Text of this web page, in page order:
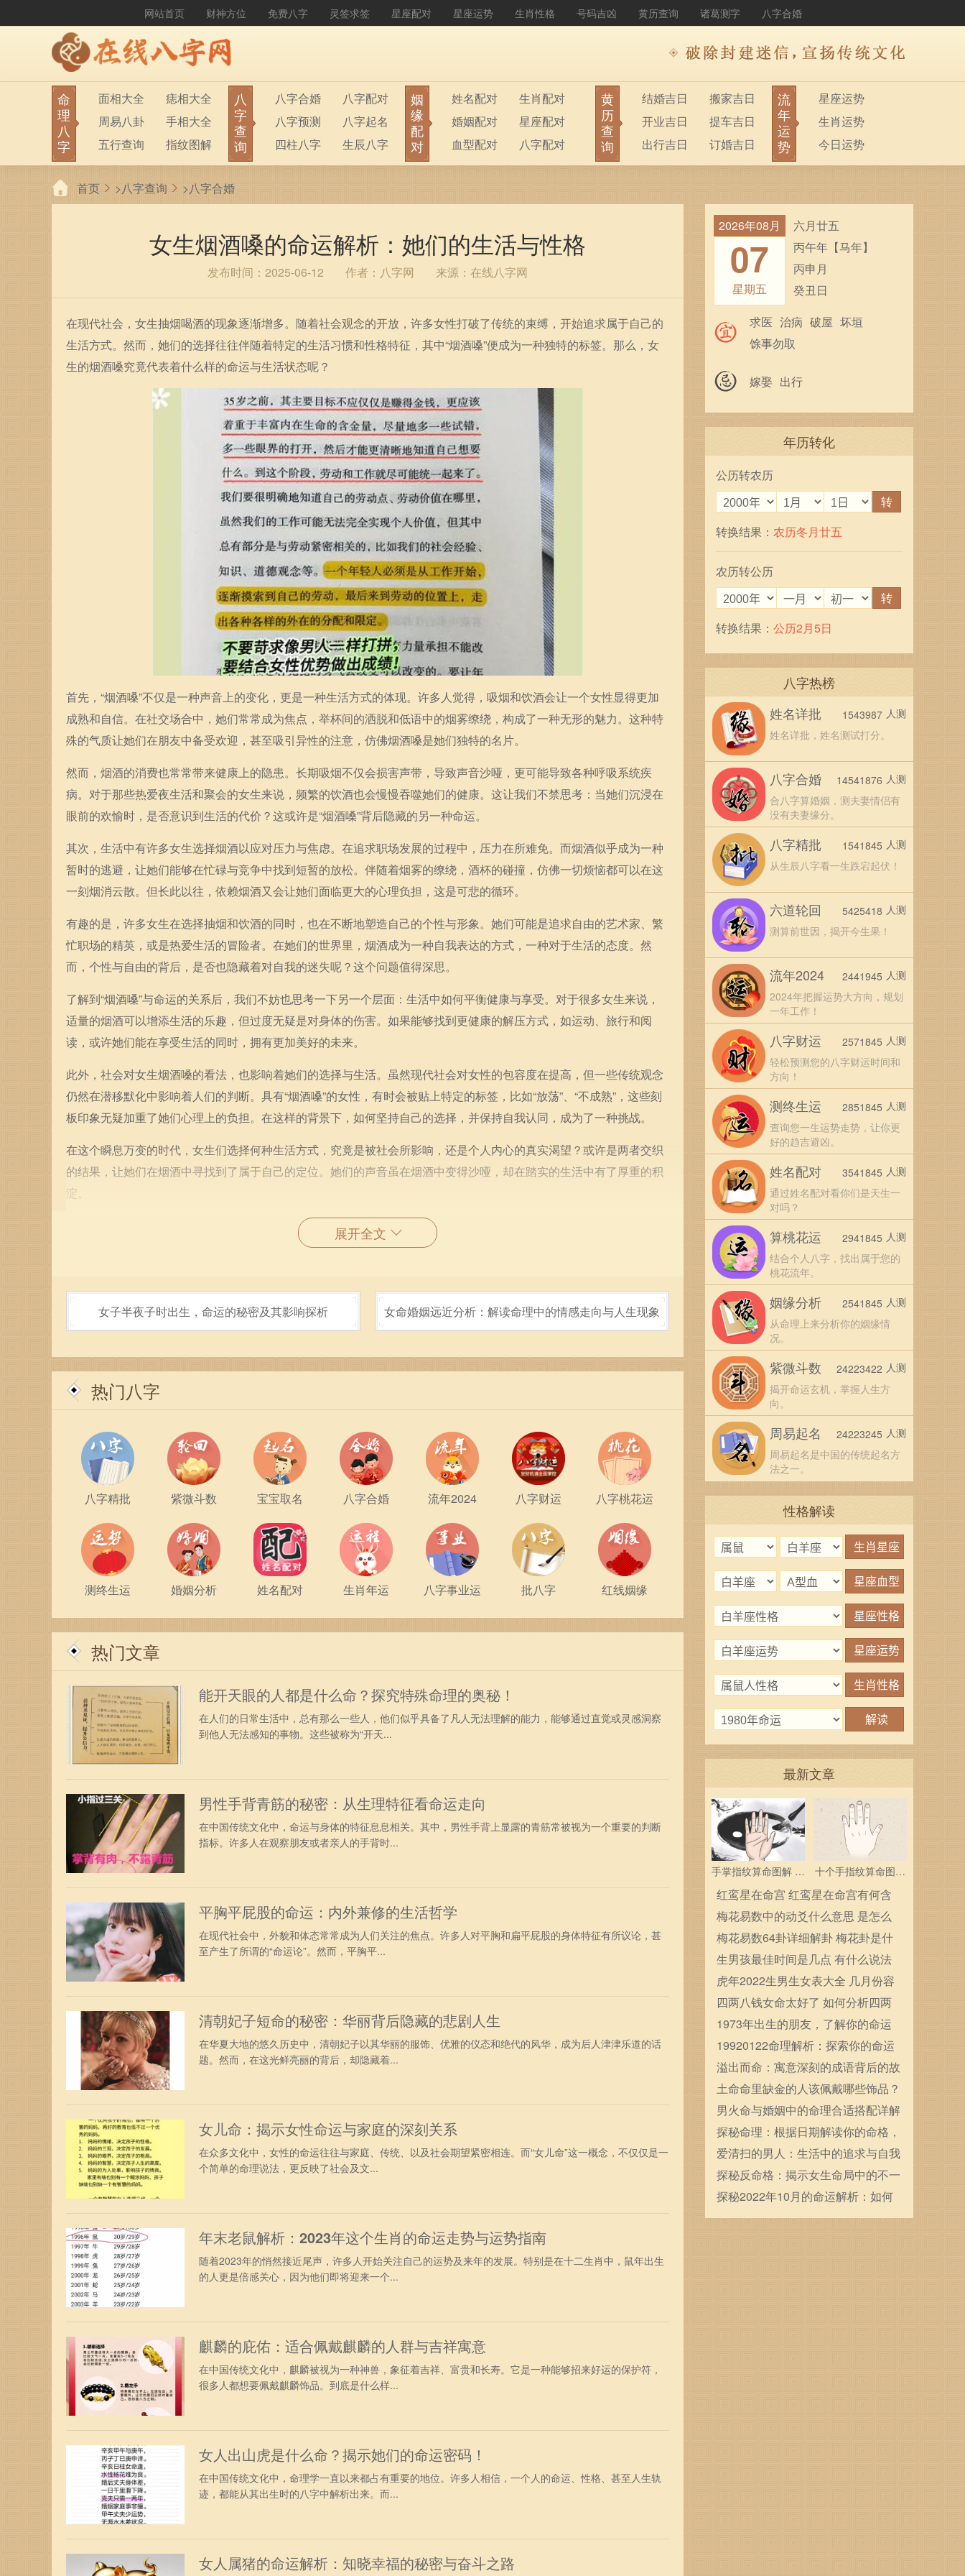
网站首页 财神方位 免费八字 灵签求签 星座配对 星座运势 生肖性格 号码吉凶 黄历查询 诸葛测字 八字合婚
命
理
八
字
面相大全
痣相大全
周易八卦
手相大全
五行查询
指纹图解
生男生女
称骨算命
前世今生
塔罗占卜
八
字
查
询
八字合婚
八字配对
八字预测
八字起名
四柱八字
生辰八字
六十甲子
八字排盘
姻
缘
配
对
姓名配对
生肖配对
婚姻配对
星座配对
血型配对
八字配对
黄
历
查
询
结婚吉日
搬家吉日
开业吉日
提车吉日
出行吉日
订婚吉日
流
年
运
势
星座运势
生肖运势
今日运势
首页 >八字查询 >八字合婚
女生烟酒嗓的命运解析：她们的生活与性格
发布时间：2025-06-12 作者：八字网 来源：在线八字网
在现代社会，女生抽烟喝酒的现象逐渐增多。随着社会观念的开放，许多女性打破了传统的束缚，开始追求属于自己的
生活方式。然而，她们的选择往往伴随着特定的生活习惯和性格特征，其中“烟酒嗓”便成为一种独特的标签。那么，女
生的烟酒嗓究竟代表着什么样的命运与生活状态呢？
首先，“烟酒嗓”不仅是一种声音上的变化，更是一种生活方式的体现。许多人觉得，吸烟和饮酒会让一个女性显得更加
成熟和自信。在社交场合中，她们常常成为焦点，举杯间的洒脱和低语中的烟雾缭绕，构成了一种无形的魅力。这种特
殊的气质让她们在朋友中备受欢迎，甚至吸引异性的注意，仿佛烟酒嗓是她们独特的名片。
然而，烟酒的消费也常常带来健康上的隐患。长期吸烟不仅会损害声带，导致声音沙哑，更可能导致各种呼吸系统疾
病。对于那些热爱夜生活和聚会的女生来说，频繁的饮酒也会慢慢吞噬她们的健康。这让我们不禁思考：当她们沉浸在
眼前的欢愉时，是否意识到生活的代价？这或许是“烟酒嗓”背后隐藏的另一种命运。
其次，生活中有许多女生选择烟酒以应对压力与焦虑。在追求职场发展的过程中，压力在所难免。而烟酒似乎成为一种
暂时的逃避，让她们能够在忙碌与竞争中找到短暂的放松。伴随着烟雾的缭绕，酒杯的碰撞，仿佛一切烦恼都可以在这
一刻烟消云散。但长此以往，依赖烟酒又会让她们面临更大的心理负担，这是可悲的循环。
有趣的是，许多女生在选择抽烟和饮酒的同时，也在不断地塑造自己的个性与形象。她们可能是追求自由的艺术家、繁
忙职场的精英，或是热爱生活的冒险者。在她们的世界里，烟酒成为一种自我表达的方式，一种对于生活的态度。然
而，个性与自由的背后，是否也隐藏着对自我的迷失呢？这个问题值得深思。
了解到“烟酒嗓”与命运的关系后，我们不妨也思考一下另一个层面：生活中如何平衡健康与享受。对于很多女生来说，
适量的烟酒可以增添生活的乐趣，但过度无疑是对身体的伤害。如果能够找到更健康的解压方式，如运动、旅行和阅
读，或许她们能在享受生活的同时，拥有更加美好的未来。
此外，社会对女生烟酒嗓的看法，也影响着她们的选择与生活。虽然现代社会对女性的包容度在提高，但一些传统观念
仍然在潜移默化中影响着人们的判断。具有“烟酒嗓”的女性，有时会被贴上特定的标签，比如“放荡”、“不成熟”，这些刻
板印象无疑加重了她们心理上的负担。在这样的背景下，如何坚持自己的选择，并保持自我认同，成为了一种挑战。
在这个瞬息万变的时代，女生们选择何种生活方式，究竟是被社会所影响，还是个人内心的真实渴望？或许是两者交织
的结果，让她们在烟酒中寻找到了属于自己的定位。她们的声音虽在烟酒中变得沙哑，却在踏实的生活中有了厚重的积
淀。
综上所述，女生的烟酒嗓无疑是对她们命运的一种反映，体现出个性、生活方式、健康与心理的复杂交织。在追求自由
与快乐的过程中，每个人都应理智选择，学会在享受生活的同时，保留自己的身体与灵魂。只有如此，才能在未来的日
展开全文
女子半夜子时出生，命运的秘密及其影响探析 女命婚姻远近分析：解读命理中的情感走向与人生现象
热门八字
八字精批 紫微斗数 宝宝取名 八字合婚 流年2024 八字财运 八字桃花运
测终生运 婚姻分析 姓名配对 生肖年运 八字事业运 批八字 红线姻缘
热门文章
能开天眼的人都是什么命？探究特殊命理的奥秘！
在人们的日常生活中，总有那么一些人，他们似乎具备了凡人无法理解的能力，能够通过直觉或灵感洞察
到他人无法感知的事物。这些被称为“开天...
男性手背青筋的秘密：从生理特征看命运走向
在中国传统文化中，命运与身体的特征息息相关。其中，男性手背上显露的青筋常被视为一个重要的判断
指标。许多人在观察朋友或者亲人的手背时...
平胸平屁股的命运：内外兼修的生活哲学
在现代社会中，外貌和体态常常成为人们关注的焦点。许多人对平胸和扁平屁股的身体特征有所议论，甚
至产生了所谓的“命运论”。然而，平胸平...
清朝妃子短命的秘密：华丽背后隐藏的悲剧人生
在华夏大地的悠久历史中，清朝妃子以其华丽的服饰、优雅的仪态和绝代的风华，成为后人津津乐道的话
题。然而，在这光鲜亮丽的背后，却隐藏着...
女儿命：揭示女性命运与家庭的深刻关系
在众多文化中，女性的命运往往与家庭、传统、以及社会期望紧密相连。而“女儿命”这一概念，不仅仅是一
个简单的命理说法，更反映了社会及文...
年末老鼠解析：2023年这个生肖的命运走势与运势指南
随着2023年的悄然接近尾声，许多人开始关注自己的运势及来年的发展。特别是在十二生肖中，鼠年出生
的人更是倍感关心，因为他们即将迎来一个...
麒麟的庇佑：适合佩戴麒麟的人群与吉祥寓意
在中国传统文化中，麒麟被视为一种神兽，象征着吉祥、富贵和长寿。它是一种能够招来好运的保护符，
很多人都想要佩戴麒麟饰品。到底是什么样...
女人出山虎是什么命？揭示她们的命运密码！
在中国传统文化中，命理学一直以来都占有重要的地位。许多人相信，一个人的命运、性格、甚至人生轨
迹，都能从其出生时的八字中解析出来。而...
女人属猪的命运解析：知晓幸福的秘密与奋斗之路
2026年08月
07
星期五
六月廿五
丙午年【马年】
丙申月
癸丑日
求医 治病 破屋 坏垣
馀事勿取
嫁娶 出行
年历转化
公历转农历
转
转换结果： 农历冬月廿五
农历转公历
转
转换结果： 公历2月5日
八字热榜
姓名详批
姓名详批，姓名测试打分。
1543987 人测
八字合婚
合八字算婚姻，测夫妻情侣有
没有夫妻缘分。
14541876 人测
八字精批
从生辰八字看一生跌宕起伏！
1541845 人测
六道轮回
测算前世因，揭开今生果！
5425418 人测
流年2024
2024年把握运势大方向，规划
一年工作！
2441945 人测
八字财运
轻松预测您的八字财运时间和
方向！
2571845 人测
测终生运
查询您一生运势走势，让你更
好的趋吉避凶。
2851845 人测
姓名配对
通过姓名配对看你们是天生一
对吗？
3541845 人测
算桃花运
结合个人八字，找出属于您的
桃花流年。
2941845 人测
姻缘分析
从命理上来分析你的姻缘情
况。
2541845 人测
紫微斗数
揭开命运玄机，掌握人生方
向。
24223422 人测
周易起名
周易起名是中国的传统起名方
法之一。
24223245 人测
性格解读
最新文章
手掌指纹算命图解 三
个斗多为中层领导
十个手指纹算命图解
分析指纹算命是什么
红鸾星在命宫 红鸾星在命宫有何含
义
梅花易数中的动爻什么意思 是怎么
确定的
梅花易数64卦详细解卦 梅花卦是什
么
生男孩最佳时间是几点 有什么说法
虎年2022生男生女表大全 几月份容
易生男宝宝
四两八钱女命太好了 如何分析四两
八钱女命
1973年出生的朋友，了解你的命运
和个性特征！
19920122命理解析：探索你的命运
与人生之路
溢出而命：寓意深刻的成语背后的故
事与人生哲学
土命命里缺金的人该佩戴哪些饰品？
教你选择优质金饰品！
男火命与婚姻中的命理合适搭配详解
探秘命理：根据日期解读你的命格，
发现隐藏的自我
爱清扫的男人：生活中的追求与自我
救赎
探秘反命格：揭示女生命局中的不一
般命运之路
探秘2022年10月的命运解析：如何
把握机会与挑战？